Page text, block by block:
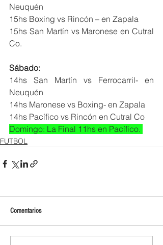
Neuquén
15hs Boxing vs Rincón – en Zapala
15hs San Martín vs Maronese en Cutral
Co.
Sábado:
14hs San Martín vs Ferrocarril- en
Neuquén
14hs Maronese vs Boxing- en Zapala
14hs Pacífico vs Rincón en Cutral Co
Domingo: La Final 11hs en Pacífico.
FUTBOL
Comentarios